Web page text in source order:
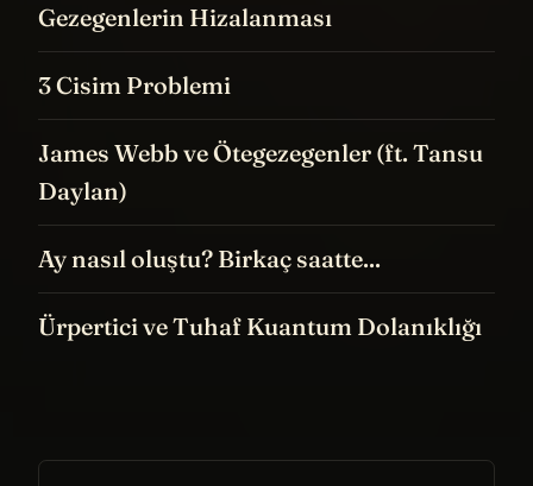
Gezegenlerin Hizalanması
3 Cisim Problemi
James Webb ve Ötegezegenler (ft. Tansu
Daylan)
Ay nasıl oluştu? Birkaç saatte...
Ürpertici ve Tuhaf Kuantum Dolanıklığı